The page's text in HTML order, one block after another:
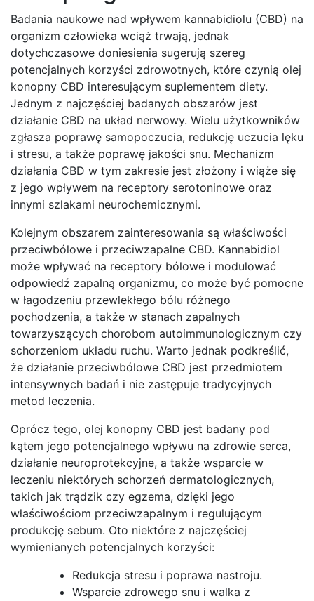
Badania naukowe nad wpływem kannabidiolu (CBD) na
organizm człowieka wciąż trwają, jednak
dotychczasowe doniesienia sugerują szereg
potencjalnych korzyści zdrowotnych, które czynią olej
konopny CBD interesującym suplementem diety.
Jednym z najczęściej badanych obszarów jest
działanie CBD na układ nerwowy. Wielu użytkowników
zgłasza poprawę samopoczucia, redukcję uczucia lęku
i stresu, a także poprawę jakości snu. Mechanizm
działania CBD w tym zakresie jest złożony i wiąże się
z jego wpływem na receptory serotoninowe oraz
innymi szlakami neurochemicznymi.
Kolejnym obszarem zainteresowania są właściwości
przeciwbólowe i przeciwzapalne CBD. Kannabidiol
może wpływać na receptory bólowe i modulować
odpowiedź zapalną organizmu, co może być pomocne
w łagodzeniu przewlekłego bólu różnego
pochodzenia, a także w stanach zapalnych
towarzyszących chorobom autoimmunologicznym czy
schorzeniom układu ruchu. Warto jednak podkreślić,
że działanie przeciwbólowe CBD jest przedmiotem
intensywnych badań i nie zastępuje tradycyjnych
metod leczenia.
Oprócz tego, olej konopny CBD jest badany pod
kątem jego potencjalnego wpływu na zdrowie serca,
działanie neuroprotekcyjne, a także wsparcie w
leczeniu niektórych schorzeń dermatologicznych,
takich jak trądzik czy egzema, dzięki jego
właściwościom przeciwzapalnym i regulującym
produkcję sebum. Oto niektóre z najczęściej
wymienianych potencjalnych korzyści:
Redukcja stresu i poprawa nastroju.
Wsparcie zdrowego snu i walka z